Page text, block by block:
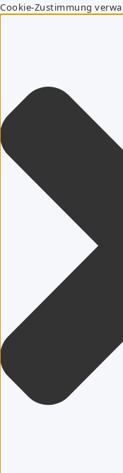
Cookie-Zustimmung